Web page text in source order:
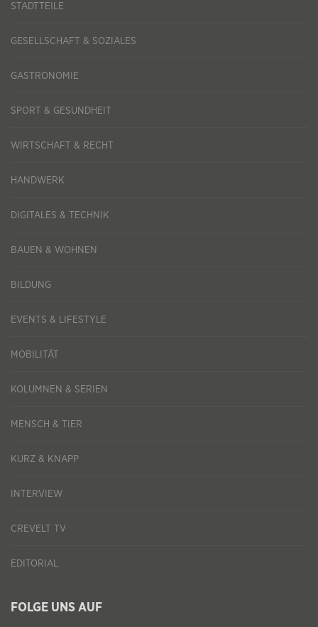
STADTTEILE
GESELLSCHAFT & SOZIALES
GASTRONOMIE
SPORT & GESUNDHEIT
WIRTSCHAFT & RECHT
HANDWERK
DIGITALES & TECHNIK
BAUEN & WOHNEN
BILDUNG
EVENTS & LIFESTYLE
MOBILITÄT
KOLUMNEN & SERIEN
MENSCH & TIER
KURZ & KNAPP
INTERVIEW
CREVELT TV
EDITORIAL
FOLGE UNS AUF